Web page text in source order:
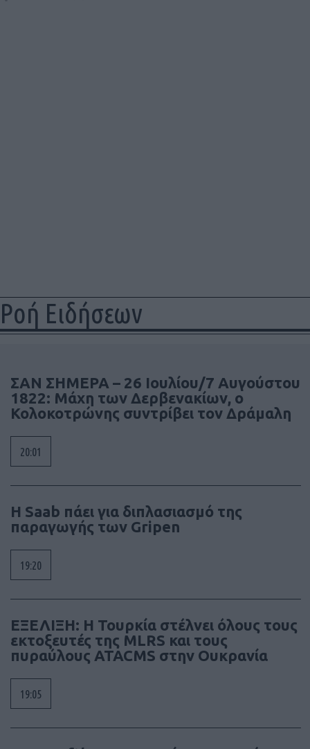
Ροή Ειδήσεων
ΣΑΝ ΣΗΜΕΡΑ – 26 Ιουλίου/7 Αυγούστου
1822: Μάχη των Δερβενακίων, ο
Κολοκοτρώνης συντρίβει τον Δράμαλη
20:01
H Saab πάει για διπλασιασμό της
παραγωγής των Gripen
19:20
ΕΞΕΛΙΞΗ: H Τουρκία στέλνει όλους τους
εκτοξευτές της MLRS και τους
πυραύλους ATACMS στην Ουκρανία
19:05